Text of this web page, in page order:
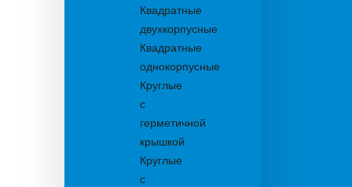
Квадратные
двухкорпусные
Квадратные
однокорпусные
Круглые
с
герметичной
крышкой
Круглые
с